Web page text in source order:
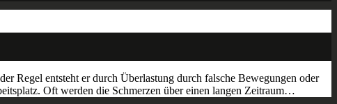
Regel entsteht er durch Überlastung durch falsche Bewegungen oder
Oft werden die Schmerzen über einen langen Zeitraum…